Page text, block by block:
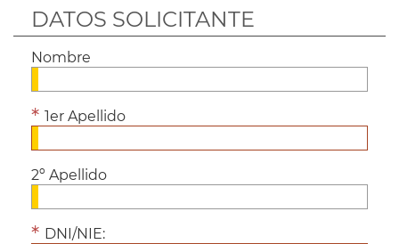
DATOS SOLICITANTE
Nombre
1er Apellido
2º Apellido
DNI/NIE: